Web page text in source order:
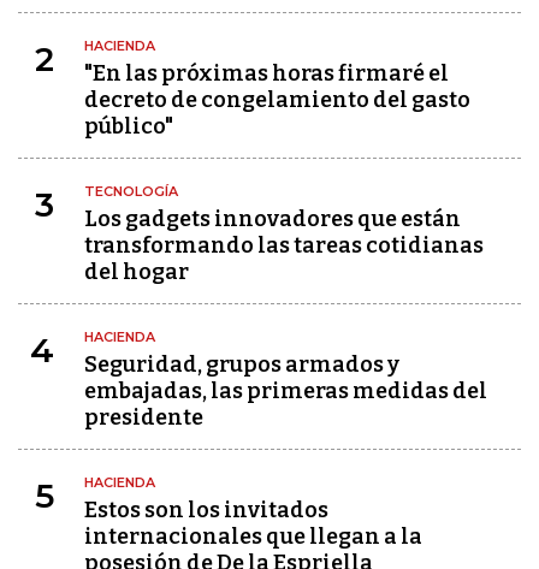
2 HACIENDA
"En las próximas horas firmaré el
decreto de congelamiento del gasto
público"
3 TECNOLOGÍA
Los gadgets innovadores que están
transformando las tareas cotidianas
del hogar
4 HACIENDA
Seguridad, grupos armados y
embajadas, las primeras medidas del
presidente
5 HACIENDA
Estos son los invitados
internacionales que llegan a la
posesión de De la Espriella